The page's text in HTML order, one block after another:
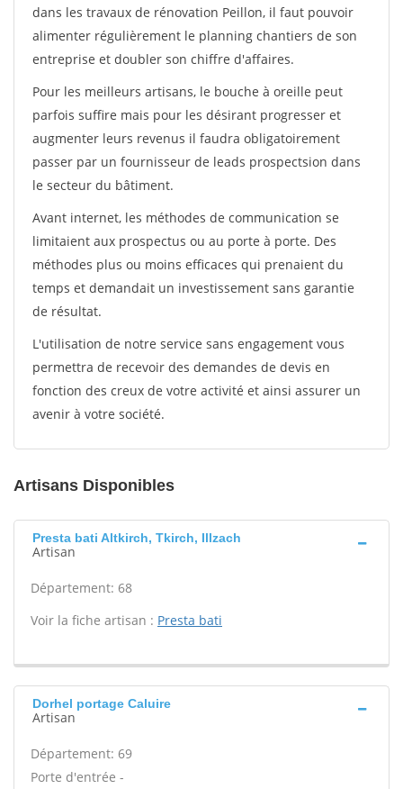
dans les travaux de rénovation Peillon, il faut pouvoir
alimenter régulièrement le planning chantiers de son
entreprise et doubler son chiffre d'affaires.
Pour les meilleurs artisans, le bouche à oreille peut
parfois suffire mais pour les désirant progresser et
augmenter leurs revenus il faudra obligatoirement
passer par un fournisseur de leads prospectsion dans
le secteur du bâtiment.
Avant internet, les méthodes de communication se
limitaient aux prospectus ou au porte à porte. Des
méthodes plus ou moins efficaces qui prenaient du
temps et demandait un investissement sans garantie
de résultat.
L'utilisation de notre service sans engagement vous
permettra de recevoir des demandes de devis en
fonction des creux de votre activité et ainsi assurer un
avenir à votre société.
Artisans Disponibles
Presta bati Altkirch, Tkirch, Illzach
Artisan
Département: 68
Voir la fiche artisan : Presta bati
Dorhel portage Caluire
Artisan
Département: 69
Porte d'entrée -